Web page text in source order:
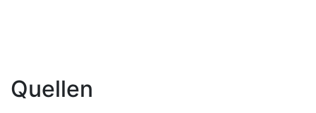
Quellen